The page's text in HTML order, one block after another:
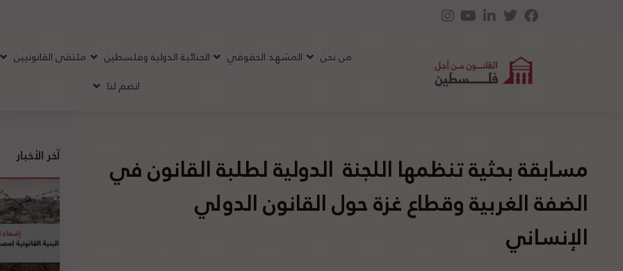
من نحن المشهد الحقوقي الجنائية الدولية وفلسطين ملتقى القانونيين
انضم لنا
مسابقة بحثية تنظمها اللجنة الدولية لطلبة القانون في
الضفة الغربية وقطاع غزة حول القانون الدولي
الإنساني
آخر الأخبار